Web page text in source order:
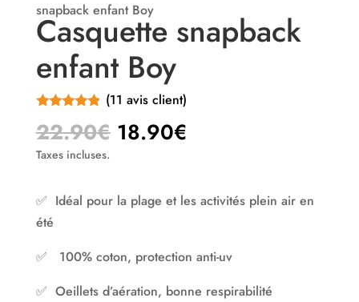
snapback enfant Boy
Casquette snapback
enfant Boy
sur 5
basé sur
notations
(11 avis client)
22.90€ Le
était :
22.90€.
18.90€Le
est :
18.90€.
Taxes incluses.
✅ Idéal pour la plage et les activités plein air en
été
✅ 100% coton, protection anti-uv
✅ Oeillets d’aération, bonne respirabilité